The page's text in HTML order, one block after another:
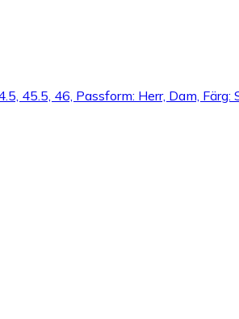
45.5, 46, Passform: Herr, Dam, Färg: